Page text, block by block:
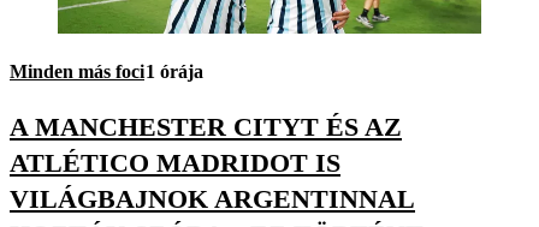
Minden más foci1 órája
A MANCHESTER CITYT ÉS AZ
ATLÉTICO MADRIDOT IS
VILÁGBAJNOK ARGENTINNAL